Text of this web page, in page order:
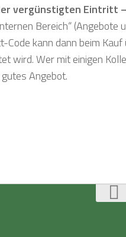
vergünstigten Eintritt
Bereich“
kann dann beim Kauf
wird. Wer mit einigen
Angebot.